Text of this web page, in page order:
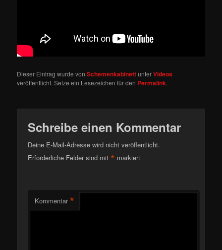
Dieser Eintrag wurde vonSchemenkabinettunterVideos
veröffentlicht. Setze ein Lesezeichen für den Permalink.
Schreibe einen Kommentar
Deine E-Mail-Adresse wird nicht veröffentlicht.
Erforderliche Felder sind mit* markiert
Kommentar *